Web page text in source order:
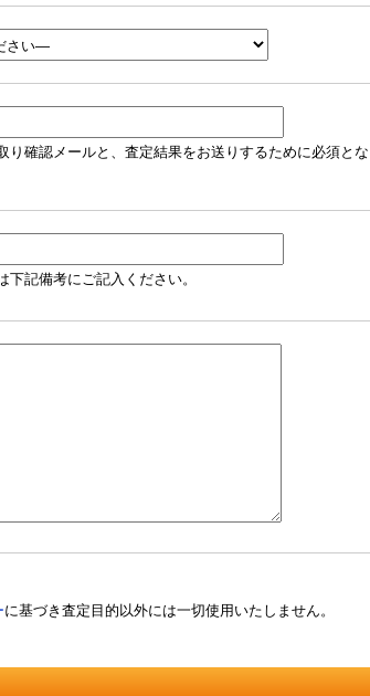
り確認メールと、査定結果をお送りするために必須と
下記備考にご記入ください。
に基づき査定目的以外には一切使用いたしません。